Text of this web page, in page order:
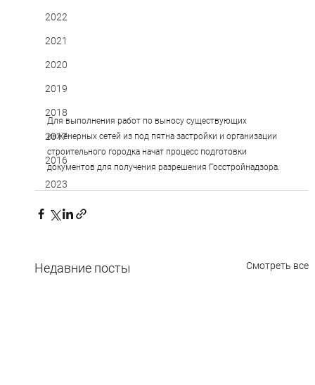
2022
2021
2020
2019
2018
2017
2016
2023
Для выполнения работ по выносу существующих
инженерных сетей из под пятна застройки и организации
строительного городка начат процесс подготовки
документов для получения разрешения Госстройнадзора.
Недавние посты Смотреть все